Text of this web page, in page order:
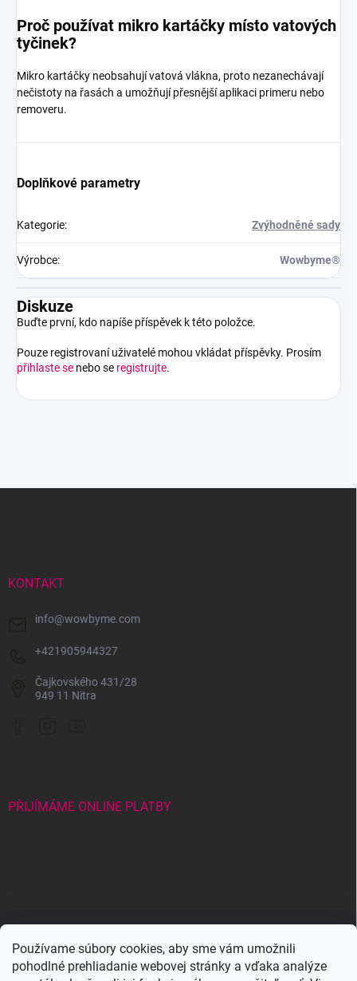
Používame súbory cookies, aby sme vám umožnili
pohodlné prehliadanie webovej stránky a vďaka analýze
Proč používat mikro kartáčky místo vatových
tyčinek?
Mikro kartáčky neobsahují vatová vlákna, proto nezanechávají
nečistoty na řasách a umožňují přesnější aplikaci primeru nebo
removeru.
Doplňkové parametry
Kategorie: Zvýhodněné sady
Výrobce: Wowbyme®
Diskuze
Buďte první, kdo napíše příspěvek k této položce.
Pouze registrovaní uživatelé mohou vkládat příspěvky. Prosím
přihlaste se nebo se registrujte.
KONTAKT
info@wowbyme.com
+421905944327
Čajkovského 431/28
949 11 Nitra
PŘIJÍMÁME ONLINE PLATBY
Maxymova Maxymova